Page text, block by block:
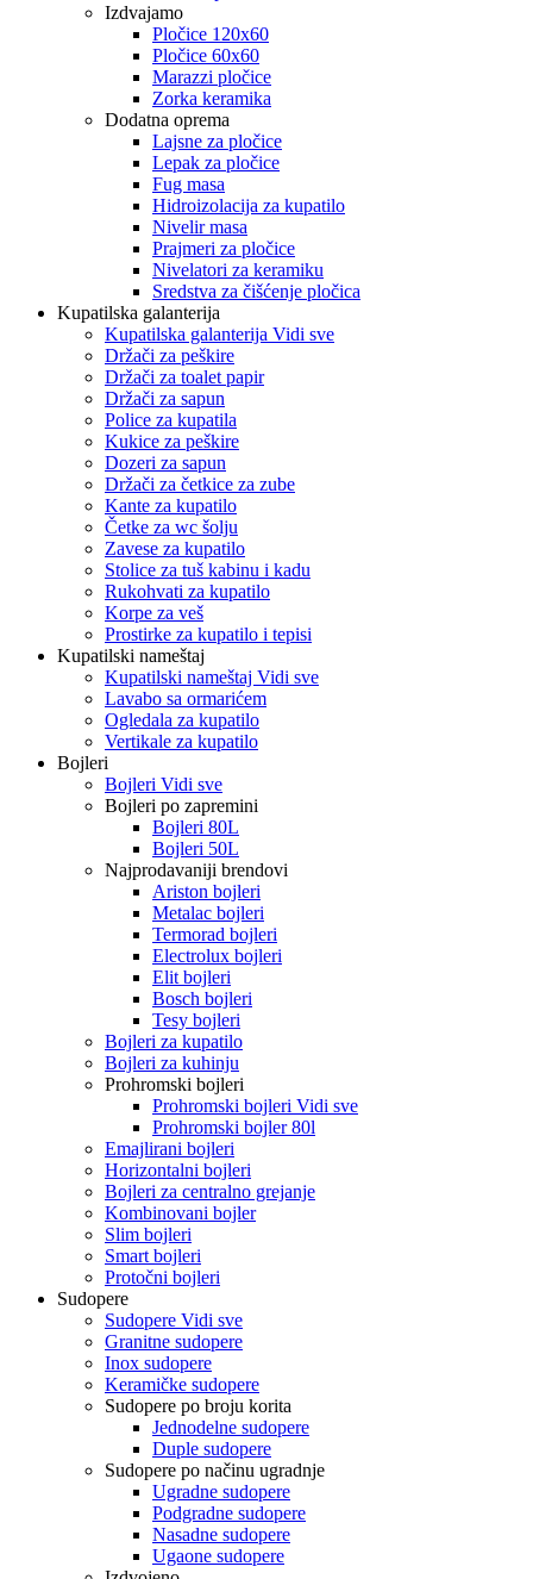
Izdvajamo
Pločice 120x60
Pločice 60x60
Marazzi pločice
Zorka keramika
Dodatna oprema
Lajsne za pločice
Lepak za pločice
Fug masa
Hidroizolacija za kupatilo
Nivelir masa
Prajmeri za pločice
Nivelatori za keramiku
Sredstva za čišćenje pločica
Kupatilska galanterija
Kupatilska galanterija Vidi sve
Držači za peškire
Držači za toalet papir
Držači za sapun
Police za kupatila
Kukice za peškire
Dozeri za sapun
Držači za četkice za zube
Kante za kupatilo
Četke za wc šolju
Zavese za kupatilo
Stolice za tuš kabinu i kadu
Rukohvati za kupatilo
Korpe za veš
Prostirke za kupatilo i tepisi
Kupatilski nameštaj
Kupatilski nameštaj Vidi sve
Lavabo sa ormarićem
Ogledala za kupatilo
Vertikale za kupatilo
Bojleri
Bojleri Vidi sve
Bojleri po zapremini
Bojleri 80L
Bojleri 50L
Najprodavaniji brendovi
Ariston bojleri
Metalac bojleri
Termorad bojleri
Electrolux bojleri
Elit bojleri
Bosch bojleri
Tesy bojleri
Bojleri za kupatilo
Bojleri za kuhinju
Prohromski bojleri
Prohromski bojleri Vidi sve
Prohromski bojler 80l
Emajlirani bojleri
Horizontalni bojleri
Bojleri za centralno grejanje
Kombinovani bojler
Slim bojleri
Smart bojleri
Protočni bojleri
Sudopere
Sudopere Vidi sve
Granitne sudopere
Inox sudopere
Keramičke sudopere
Sudopere po broju korita
Jednodelne sudopere
Duple sudopere
Sudopere po načinu ugradnje
Ugradne sudopere
Podgradne sudopere
Nasadne sudopere
Ugaone sudopere